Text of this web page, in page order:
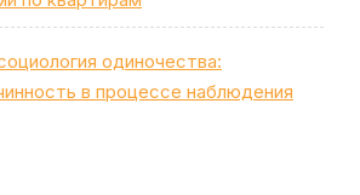
одиночества:
в процессе наблюдения